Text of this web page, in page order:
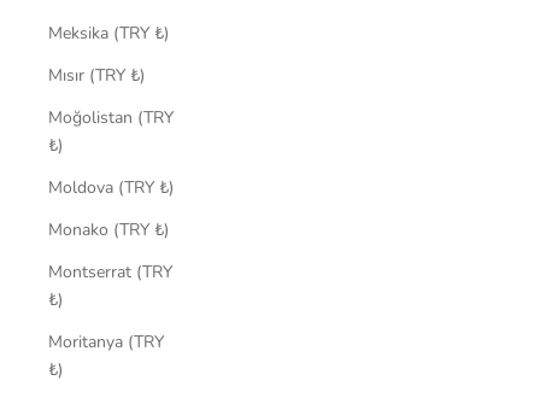
Meksika (TRY ₺)
Mısır (TRY ₺)
Moğolistan (TRY
₺)
Moldova (TRY ₺)
Monako (TRY ₺)
Montserrat (TRY
₺)
Moritanya (TRY
₺)